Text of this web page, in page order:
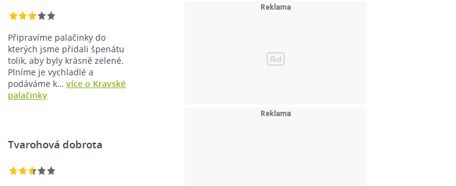
Připravíme palačinky do
kterých jsme přidali špenátu
tolik, aby byly krásně zelené.
Plníme je vychladlé a
podáváme k…více o Kravské
palačinky
Tvarohová dobrota